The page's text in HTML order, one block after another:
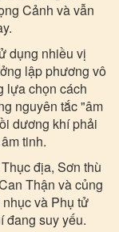
Cảnh và vẫn
dụng nhiều vị
lập phương vô
lựa chọn cách
nguyên tắc "âm
dương khí phải
tinh.
địa, Sơn thù
Thận và củng
và Phụ tử
đang suy yếu.